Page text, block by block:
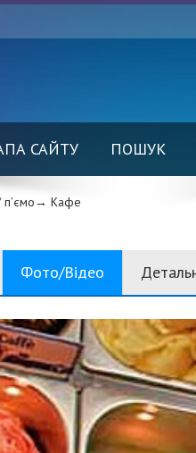
САЙТУ ПОШУК
Кафе
Фото/Відео